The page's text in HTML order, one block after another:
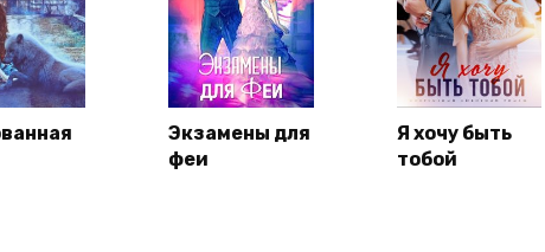
Экзамены для
феи
Я хочу быть
тобой